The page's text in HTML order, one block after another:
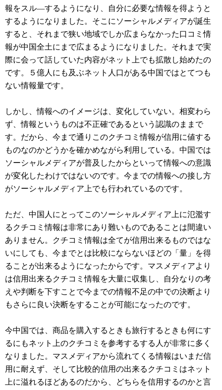
報をスル―するようになり、自分に必要な情報を得ようと
するようになりました。そこにソーシャルメディアが誕生
すると、それまで狭い地域でしか広まらなかった口コミ情
報が中国全土にまで広まるようになりました。それまで実
際に会って話していた内容がネット上でも拡散し始めたの
です。５億人にも及ぶネット人口がある中国ではとてつも
ない情報量です。
しかし、情報へのイメージは、変化していない。相変わら
ず、情報というものは不正確であるという認識のままで
す。だから、今まで通りこのクチコミ情報が信用に値する
ものなのかどうかを確かめながら利用している。中国では
ソーシャルメディアが普及したからといって情報への意識
が変化したわけではないのです。今までの情報への接し方
がソーシャルメディア上でも行われているのです。
ただ、中国人にとってこのソーシャルメディア上に氾濫す
るクチコミ情報は非常にあり難いものであることは間違い
ありません。クチコミ情報は全てが信用出来るものではな
いにしても、今までとは比較にならないほどの「量」を得
ることが出来るようになったからです。マスメディアより
は信用出来るクチコミ情報を大量に収集し、自分なりの考
えや判断を下すことで今までの情報不足の中での決断より
もさらに良い決断をすることが可能になったのです。
今中国では、商品を購入するときも旅行するときも何にす
るにもネット上のクチコミを参考するする人が非常に多く
なりました。マスメディアから流れてくる情報はいまだ信
用に耐えず、そして比較的信用の出来るクチコミはネット
上に溢れるほどあるのだから、どちらを信用するのかと言